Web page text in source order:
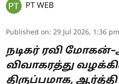
PT WEB
Published on: 29 Jul 2026, 1:36 pm
நடிகர் ரவி
விவாகரத்து
திருப்பமாக,